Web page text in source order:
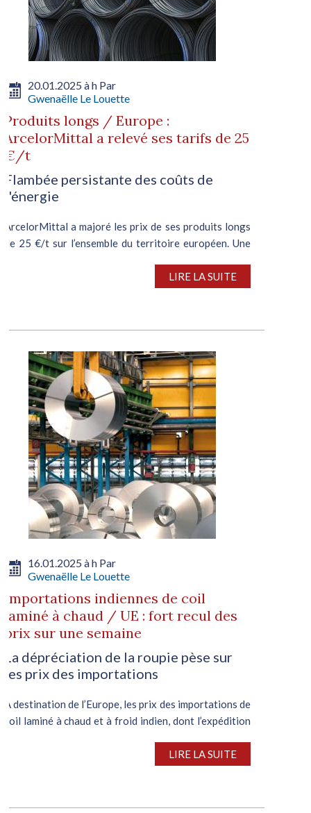
20.01.2025 à h Par
Gwenaëlle Le Louette
Produits longs / Europe :
ArcelorMittal a relevé ses tarifs de 25
€/t
Flambée persistante des coûts de
l'énergie
ArcelorMittal a majoré les prix de ses produits longs
de 25 €/t sur l’ensemble du territoire européen. Une
l’énergie, lesquels rendent les tarifs des produits
LIRE LA SUITE
16.01.2025 à h Par
Gwenaëlle Le Louette
Importations indiennes de coil
laminé à chaud / UE : fort recul des
prix sur une semaine
La dépréciation de la roupie pèse sur
les prix des importations
A destination de l’Europe, les prix des importations de
coil laminé à chaud et à froid indien, dont l’expédition
fortement contractés cette semaine. Une situation
LIRE LA SUITE